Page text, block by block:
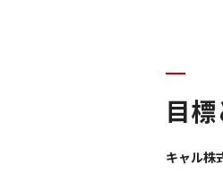
目
キャル株